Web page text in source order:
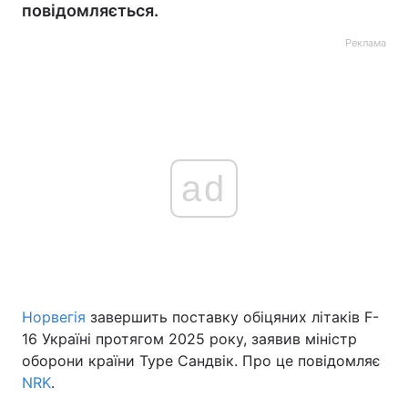
Головна Війна
Україна Політика
повідомляється.
Реклама
ad
Норвегія завершить поставку обіцяних літаків F-
16 Україні протягом 2025 року, заявив міністр
оборони країни Туре Сандвік. Про це повідомляє
NRK.